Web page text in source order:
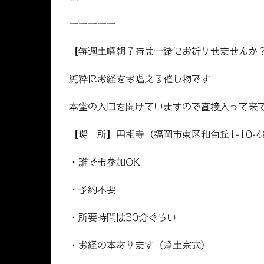
ーーーーー
【毎週土曜朝７時は一緒にお祈りせませんか
純粋にお経をお唱える催し物です
本堂の入口を開けていますので直接入って来
【場 所】円相寺（福岡市東区和白丘1-10-
・誰でも参加OK
・予約不要
・所要時間は30分ぐらい
・お経の本あります（浄土宗式）